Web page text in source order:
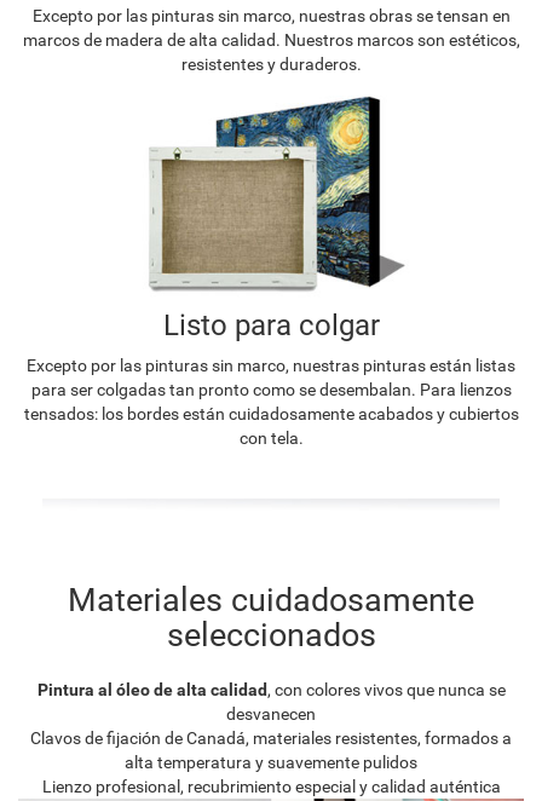
Excepto por las pinturas sin marco, nuestras obras se tensan en
marcos de madera de alta calidad. Nuestros marcos son estéticos,
resistentes y duraderos.
Listo para colgar
Excepto por las pinturas sin marco, nuestras pinturas están listas
para ser colgadas tan pronto como se desembalan. Para lienzos
tensados: los bordes están cuidadosamente acabados y cubiertos
con tela.
Materiales cuidadosamente
seleccionados
Pintura al óleo de alta calidad, con colores vivos que nunca se
desvanecen
Clavos de fijación de Canadá, materiales resistentes, formados a
alta temperatura y suavemente pulidos
Lienzo profesional, recubrimiento especial y calidad auténtica